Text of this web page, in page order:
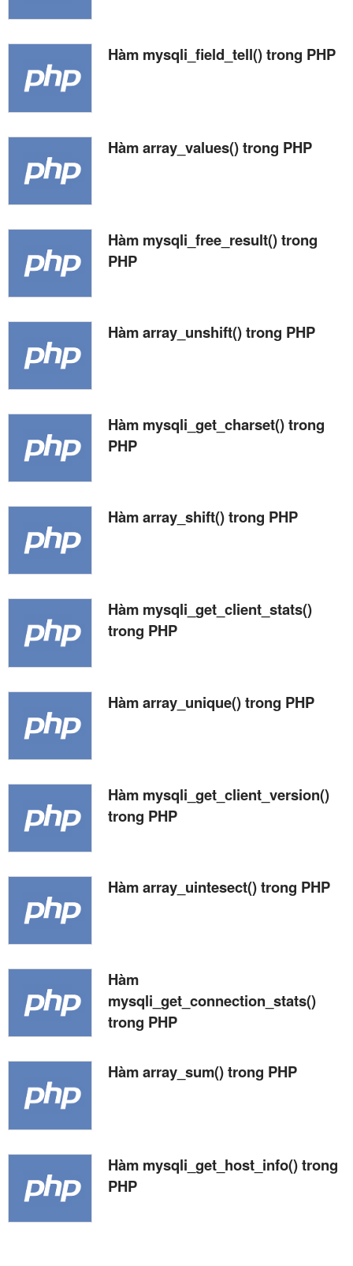
Hàm mysqli_field_tell() trong PHP
Hàm array_values() trong PHP
Hàm mysqli_free_result() trong
PHP
Hàm array_unshift() trong PHP
Hàm mysqli_get_charset() trong
PHP
Hàm array_shift() trong PHP
Hàm mysqli_get_client_stats()
trong PHP
Hàm array_unique() trong PHP
Hàm mysqli_get_client_version()
trong PHP
Hàm array_uintesect() trong PHP
Hàm
mysqli_get_connection_stats()
trong PHP
Hàm array_sum() trong PHP
Hàm mysqli_get_host_info() trong
PHP